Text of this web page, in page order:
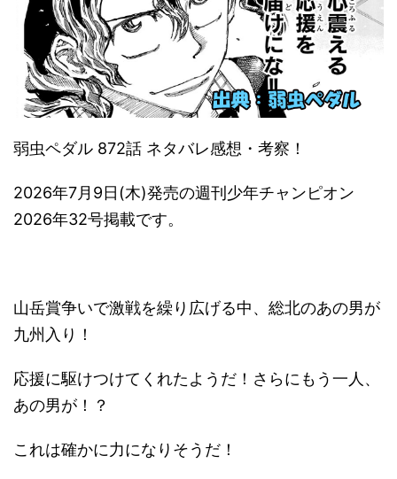
弱虫ペダル 872話 ネタバレ感想・考察！
2026年7月9日(木)発売の週刊少年チャンピオン
2026年32号掲載です。
山岳賞争いで激戦を繰り広げる中、総北のあの男が
九州入り！
応援に駆けつけてくれたようだ！さらにもう一人、
あの男が！？
これは確かに力になりそうだ！